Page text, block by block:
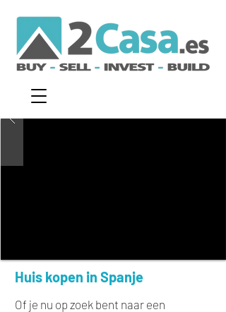
Huis kopen in Spanje
Of je nu op zoek bent naar een